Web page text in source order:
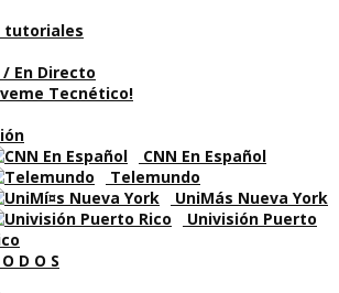
tutoriales
/ En Directo
Tecnético!
CNN En Español
Telemundo
UniMás Nueva York
Univisión Puerto
D O S